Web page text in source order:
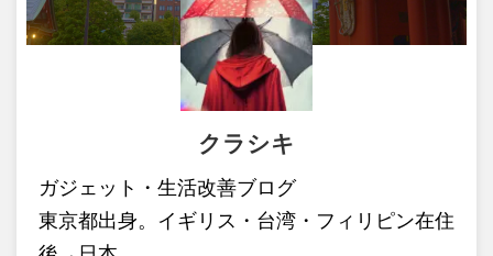
クラシキ
ガジェット・生活改善ブログ
東京都出身。イギリス・台湾・フィリピン在住